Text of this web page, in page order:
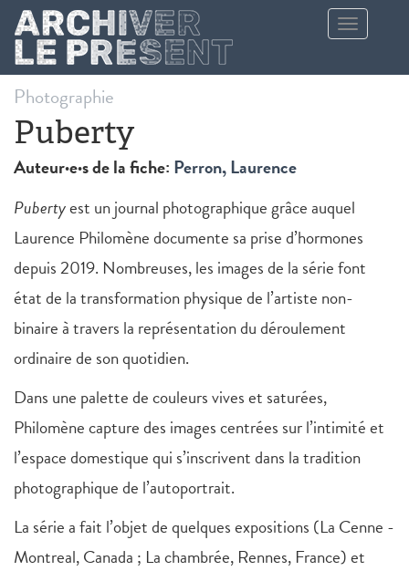
Aller au contenu principal
Toggle
navigation
Photographie
Puberty
Auteur·e·s de la fiche: Perron, Laurence
Pubertyest un journal photographique grâce auquel
Laurence Philomène documente sa prise d’hormones
depuis 2019. Nombreuses, les images de la série font
état de la transformation physique de l’artiste non-
binaire à travers la représentation du déroulement
ordinaire de son quotidien.
Dans une palette de couleurs vives et saturées,
Philomène capture des images centrées sur l’intimité et
l’espace domestique qui s’inscrivent dans la tradition
photographique de l’autoportrait.
La série a fait l’objet de quelques expositions (La Cenne -
Montreal, Canada ; La chambrée, Rennes, France) et